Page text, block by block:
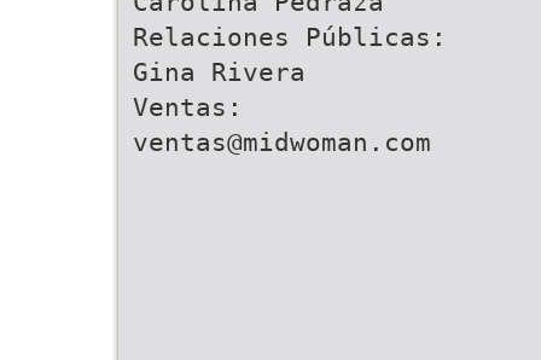
Relaciones Públicas:
Gina Rivera
Ventas:
ventas@midwoman.com